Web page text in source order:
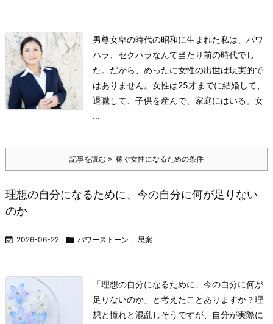
男尊女卑の時代の昭和に生まれた私は、パワ
ハラ、セクハラなんて当たり前の時代でし
た。 だから、めったに女性の出世は現実的で
はありません。 女性は25才までに結婚して、
退職して、子供を産んで、家庭にはいる。 女
...
記事を読む 稼ぐ女性になるための条件
理想の自分になるために、今の自分に何が足りない
のか
 2026-06-22  パワーストーン , 思案
「理想の自分になるために、今の自分に何が
足りないのか」と考えたことありますか？理
想と憧れと混乱しそうですが、自分が実際に